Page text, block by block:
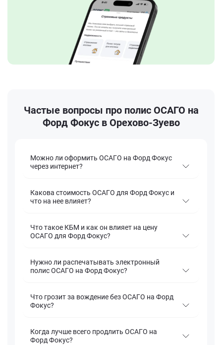
Частые вопросы про полис ОСАГО на
Форд Фокус в Орехово-Зуево
Можно ли оформить ОСАГО на Форд Фокус
через интернет?
Какова стоимость ОСАГО для Форд Фокус и
что на нее влияет?
Что такое КБМ и как он влияет на цену
ОСАГО для Форд Фокус?
Нужно ли распечатывать электронный
полис ОСАГО на Форд Фокус?
Что грозит за вождение без ОСАГО на Форд
Фокус?
Когда лучше всего продлить ОСАГО на
Форд Фокус?